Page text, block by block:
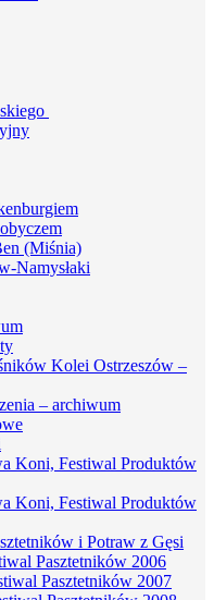
(Miśnia)
Namysłaki
Kolei Ostrzeszów –
– archiwum
Koni, Festiwal Produktów
Koni, Festiwal Produktów
i Potraw z Gęsi
Pasztetników 2006
Pasztetników 2007